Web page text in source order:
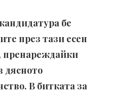
бе
през тази есен
пренареждайки
дясното
В битката за